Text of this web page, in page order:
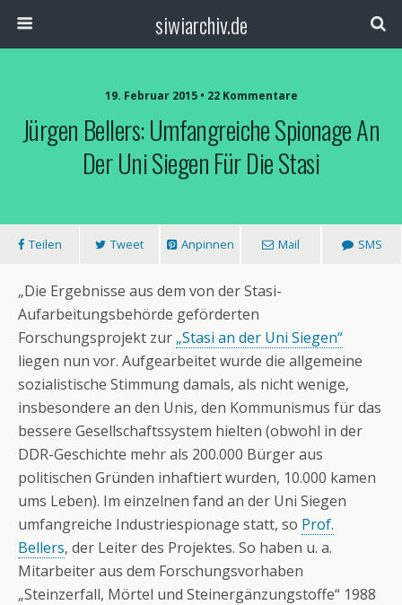
siwiarchiv.de
19. Februar 2015 • 22 Kommentare
Jürgen Bellers: Umfangreiche Spionage An
Der Uni Siegen Für Die Stasi
Teilen Tweet Anpinnen Mail SMS
„Die Ergebnisse aus dem von der Stasi-
Aufarbeitungsbehörde geförderten
Forschungsprojekt zur „Stasi an der Uni Siegen“
liegen nun vor. Aufgearbeitet wurde die allgemeine
sozialistische Stimmung damals, als nicht wenige,
insbesondere an den Unis, den Kommunismus für das
bessere Gesellschaftssystem hielten (obwohl in der
DDR-Geschichte mehr als 200.000 Bürger aus
politischen Gründen inhaftiert wurden, 10.000 kamen
ums Leben). Im einzelnen fand an der Uni Siegen
umfangreiche Industriespionage statt, so Prof.
Bellers, der Leiter des Projektes. So haben u. a.
Mitarbeiter aus dem Forschungsvorhaben
„Steinzerfall, Mörtel und Steinergänzungstoffe“ 1988